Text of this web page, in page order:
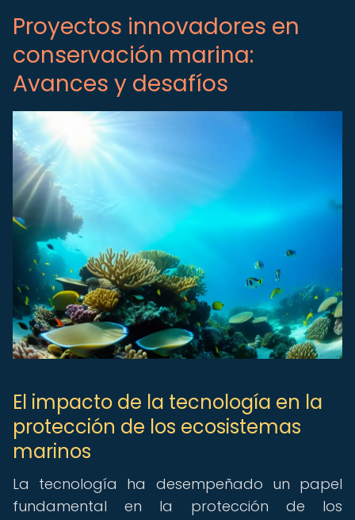
Proyectos innovadores en
conservación marina:
Avances y desafíos
El impacto de la tecnología en la
protección de los ecosistemas
marinos
La tecnología ha desempeñado un papel
fundamental en la protección de los